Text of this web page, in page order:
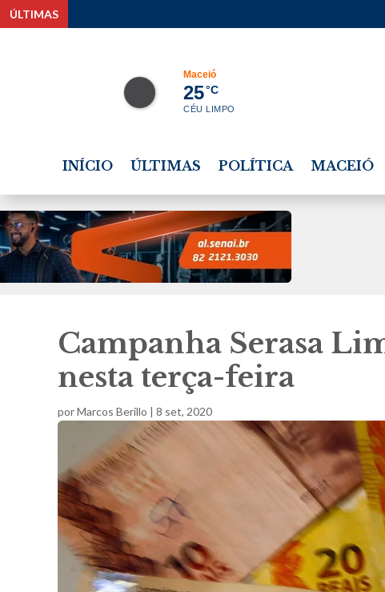
ÚLTIMAS
Maceió
25°C
CÉU LIMPO
INÍCIO ÚLTIMAS POLÍTICA MACEIÓ
Campanha Serasa
nesta terça-feira
porMarcos Berillo 8 set, 2020